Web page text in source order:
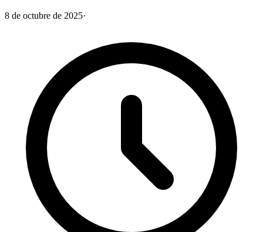
8 de octubre de 2025·